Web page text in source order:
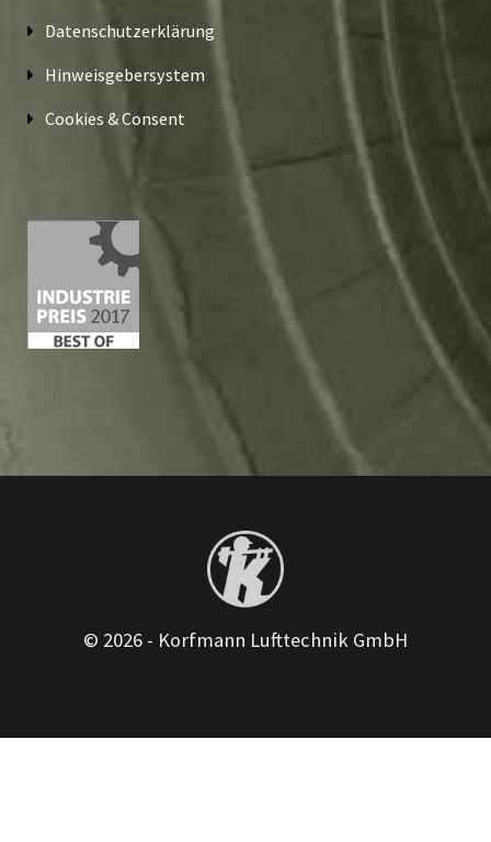
Datenschutzerklärung
Hinweisgebersystem
Cookies & Consent
© 2026 - Korfmann Lufttechnik GmbH